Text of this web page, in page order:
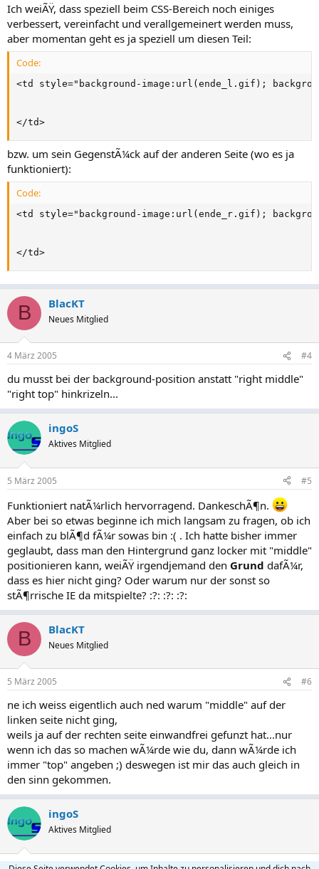
Ich weiÃŸ, dass speziell beim CSS-Bereich noch einiges
verbessert, vereinfacht und verallgemeinert werden muss,
aber momentan geht es ja speziell um diesen Teil:
Code:
<td style="background-image:url(ende_l.gif);
</td>
bzw. um sein GegenstÃ¼ck auf der anderen Seite (wo es ja
funktioniert):
Code:
<td style="background-image:url(ende_r.gif);
</td>
B BlacKT
Neues Mitglied
4 März 2005 #4
du musst bei der background-position anstatt "right middle"
"right top" hinkrizeln...
ingoS
Aktives Mitglied
5 März 2005 #5
Funktioniert natÃ¼rlich hervorragend. DankeschÃ¶n.
Aber bei so etwas beginne ich mich langsam zu fragen, ob ich
einfach zu blÃ¶d fÃ¼r sowas bin :( . Ich hatte bisher immer
geglaubt, dass man den Hintergrund ganz locker mit "middle"
positionieren kann, weiÃŸ irgendjemand den Grund dafÃ¼r,
dass es hier nicht ging? Oder warum nur der sonst so
stÃ¶rrische IE da mitspielte? :?: :?: :?:
B BlacKT
Neues Mitglied
5 März 2005 #6
ne ich weiss eigentlich auch ned warum "middle" auf der
linken seite nicht ging,
weils ja auf der rechten seite einwandfrei gefunzt hat...nur
wenn ich das so machen wÃ¼rde wie du, dann wÃ¼rde ich
immer "top" angeben ;) deswegen ist mir das auch gleich in
den sinn gekommen.
ingoS
Aktives Mitglied
5 März 2005 #7